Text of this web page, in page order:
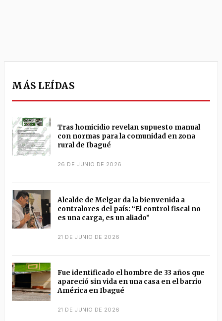
MÁS LEÍDAS
Tras homicidio revelan supuesto manual
con normas para la comunidad en zona
rural de Ibagué
26 DE JUNIO DE 2026
Alcalde de Melgar da la bienvenida a
contralores del país: “El control fiscal no
es una carga, es un aliado”
21 DE JUNIO DE 2026
Fue identificado el hombre de 33 años que
apareció sin vida en una casa en el barrio
América en Ibagué
21 DE JUNIO DE 2026